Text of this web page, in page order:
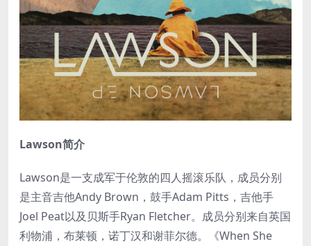
Lawson简介
Lawson是一支成军于伦敦的四人摇滚乐队，成员分别
是主音吉他Andy Brown，鼓手Adam Pitts，吉他手
Joel Peat以及贝斯手Ryan Fletcher。成员分别来自英国
利物浦，布莱顿，诺丁汉和谢菲尔德。《When She